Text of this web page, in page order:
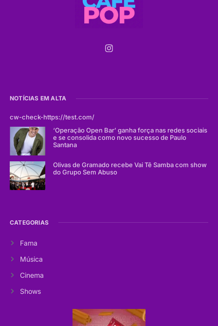
NOTÍCIAS EM ALTA
cw-check-https://test.com/
‘Operação Open Bar’ ganha força nas redes sociais
e se consolida como novo sucesso de Paulo
Santana
Olivas de Gramado recebe Vai Tê Samba com show
do Grupo Sem Abuso
CATEGORIAS
Fama
Música
Cinema
Shows